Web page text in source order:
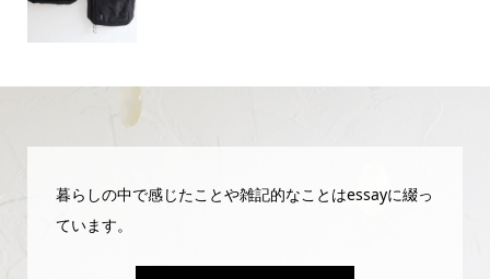
暮らしの中で感じたことや雑記的なことはessayに綴っ
ています。